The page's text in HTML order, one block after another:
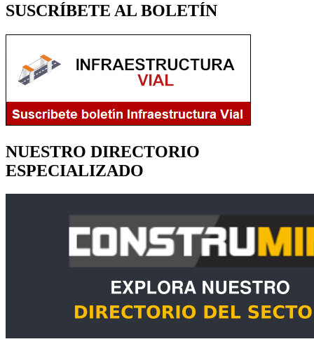
SUSCRÍBETE AL BOLETÍN
NUESTRO DIRECTORIO
ESPECIALIZADO